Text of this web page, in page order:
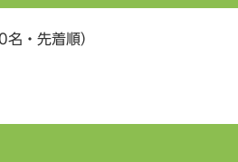
・先着順）